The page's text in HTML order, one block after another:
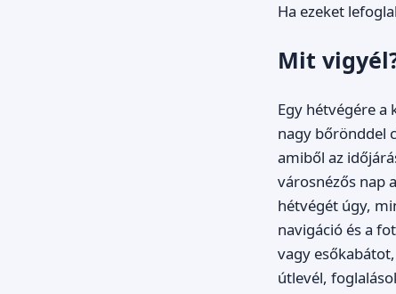
Ha ezeket
Mit
Egy hétvégére a
nagy bőrönddel
amiből az
városnézős nap
hétvégét úgy,
navigáció és a
vagy
útlevél,